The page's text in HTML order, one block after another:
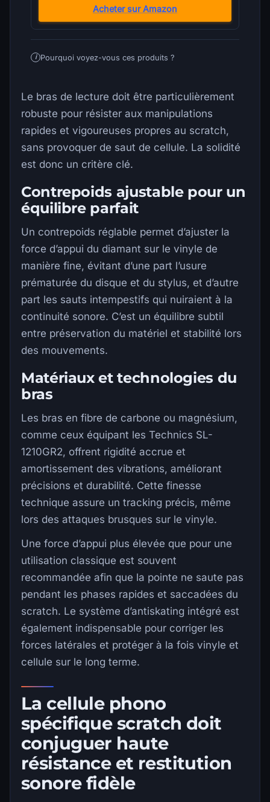
Acheter sur Amazon
i Pourquoi voyez-vous ces produits ?
Le bras de lecture doit être particulièrement
robuste pour résister aux manipulations
rapides et vigoureuses propres au scratch,
sans provoquer de saut de cellule. La solidité
est donc un critère clé.
Contrepoids ajustable pour un
équilibre parfait
Un contrepoids réglable permet d’ajuster la
force d’appui du diamant sur le vinyle de
manière fine, évitant d’une part l’usure
prématurée du disque et du stylus, et d’autre
part les sauts intempestifs qui nuiraient à la
continuité sonore. C’est un équilibre subtil
entre préservation du matériel et stabilité lors
des mouvements.
Matériaux et technologies du
bras
Les bras en fibre de carbone ou magnésium,
comme ceux équipant les Technics SL-
1210GR2, offrent rigidité accrue et
amortissement des vibrations, améliorant
précisions et durabilité. Cette finesse
technique assure un tracking précis, même
lors des attaques brusques sur le vinyle.
Une force d’appui plus élevée que pour une
utilisation classique est souvent
recommandée afin que la pointe ne saute pas
pendant les phases rapides et saccadées du
scratch. Le système d’antiskating intégré est
également indispensable pour corriger les
forces latérales et protéger à la fois vinyle et
cellule sur le long terme.
La cellule phono
spécifique scratch doit
conjuguer haute
résistance et restitution
sonore fidèle